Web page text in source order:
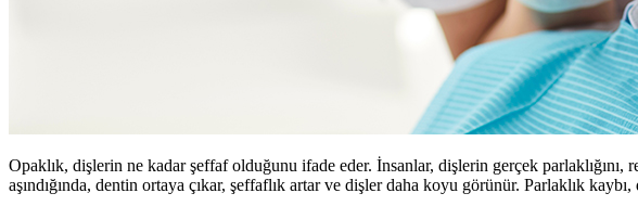
Opaklık, dişlerin ne kadar şeffaf olduğunu ifade eder. İnsanlar, dişlerin gerçek
aşındığında, dentin ortaya çıkar, şeffaflık artar ve dişler daha koyu görünür. Parlaklık